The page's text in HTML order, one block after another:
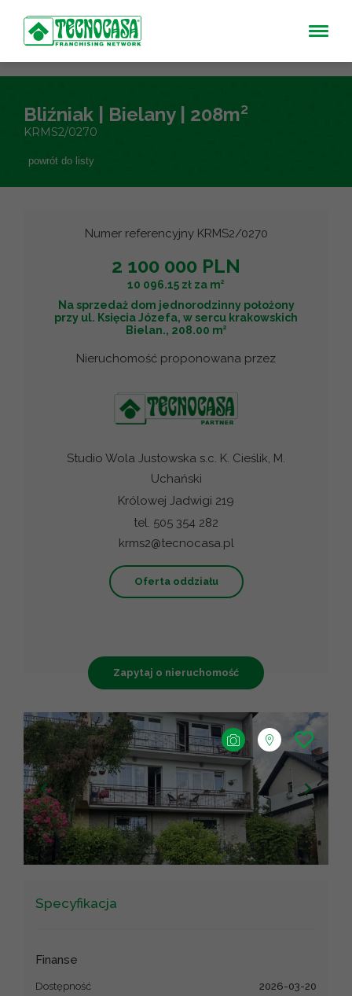
Bliźniak | Bielany | 208m²
KRMS2/0270
powrót do listy
Numer referencyjny KRMS2/0270
2 100 000 PLN
10 096.15 zł za m2
Na sprzedaż dom jednorodzinny położony
przy ul. Księcia Józefa, w sercu krakowskich
Bielan., 208.00 m2
Nieruchomość proponowana przez
Studio Wola Justowska s.c. K. Cieślik, M.
Uchański
Królowej Jadwigi 219
tel. 505 354 282
krms2@tecnocasa.pl
Oferta oddziału
Zapytaj o nieruchomość
+
−
Leaflet|©OpenStreetMapcontributors ©
Specyfikacja
Finanse
Dostępność 2026-03-20